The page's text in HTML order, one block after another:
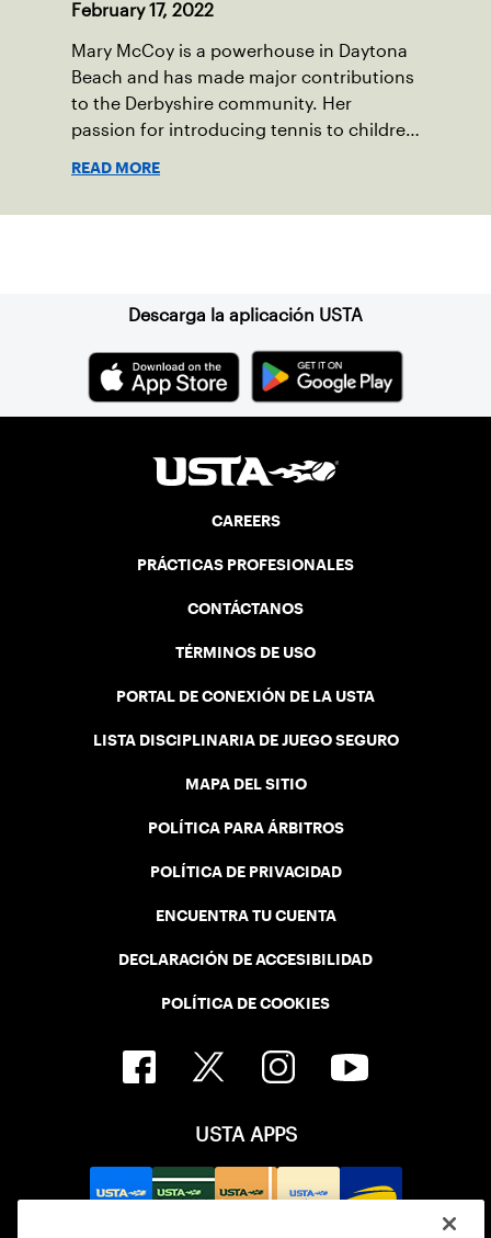
February 17, 2022
Mary McCoy is a powerhouse in Daytona
Beach and has made major contributions
to the Derbyshire community. Her
passion for introducing tennis to children
READ MORE
Descarga la aplicación USTA
CAREERS
PRÁCTICAS PROFESIONALES
CONTÁCTANOS
TÉRMINOS DE USO
PORTAL DE CONEXIÓN DE LA USTA
LISTA DISCIPLINARIA DE JUEGO SEGURO
MAPA DEL SITIO
POLÍTICA PARA ÁRBITROS
POLÍTICA DE PRIVACIDAD
ENCUENTRA TU CUENTA
DECLARACIÓN DE ACCESIBILIDAD
POLÍTICA DE COOKIES
USTA APPS